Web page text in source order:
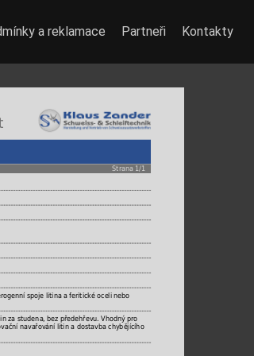
Strana 1/1
spoje litina a feritické oceli nebo
za studena, bez předehřevu. Vhodný pro
navařování litin a dostavba chybějícího
a reklamace Partneři Kontakty